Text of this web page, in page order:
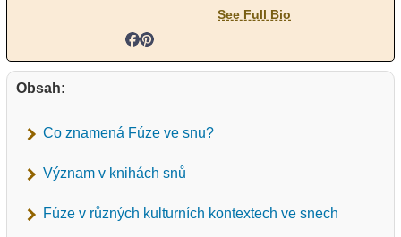
See Full Bio
Obsah:
Co znamená Fúze ve snu?
Význam v knihách snů
Fúze v různých kulturních kontextech ve snech